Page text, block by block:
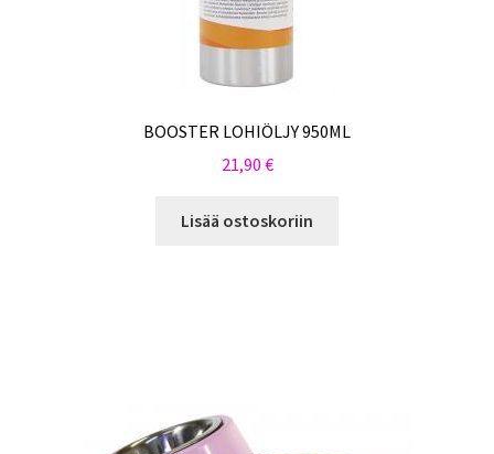
BOOSTER LOHIÖLJY 950ML
21,90 €
Lisää ostoskoriin